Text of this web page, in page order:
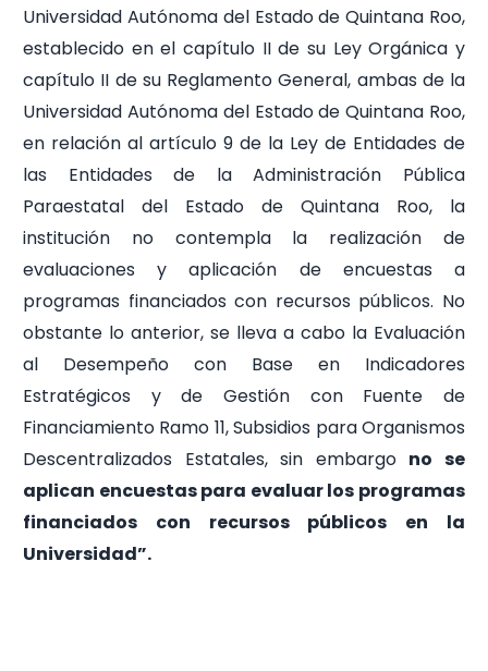
Universidad Autónoma del Estado de Quintana Roo,
establecido en el capítulo II de su Ley Orgánica y
capítulo II de su Reglamento General, ambas de la
Universidad Autónoma del Estado de Quintana Roo,
en relación al artículo 9 de la Ley de Entidades de
las Entidades de la Administración Pública
Paraestatal del Estado de Quintana Roo, la
institución no contempla la realización de
evaluaciones y aplicación de encuestas a
programas financiados con recursos públicos. No
obstante lo anterior, se lleva a cabo la Evaluación
al Desempeño con Base en Indicadores
Estratégicos y de Gestión con Fuente de
Financiamiento Ramo 11, Subsidios para Organismos
Descentralizados Estatales, sin embargo no se
aplican encuestas para evaluar los programas
financiados con recursos públicos en la
Universidad”.